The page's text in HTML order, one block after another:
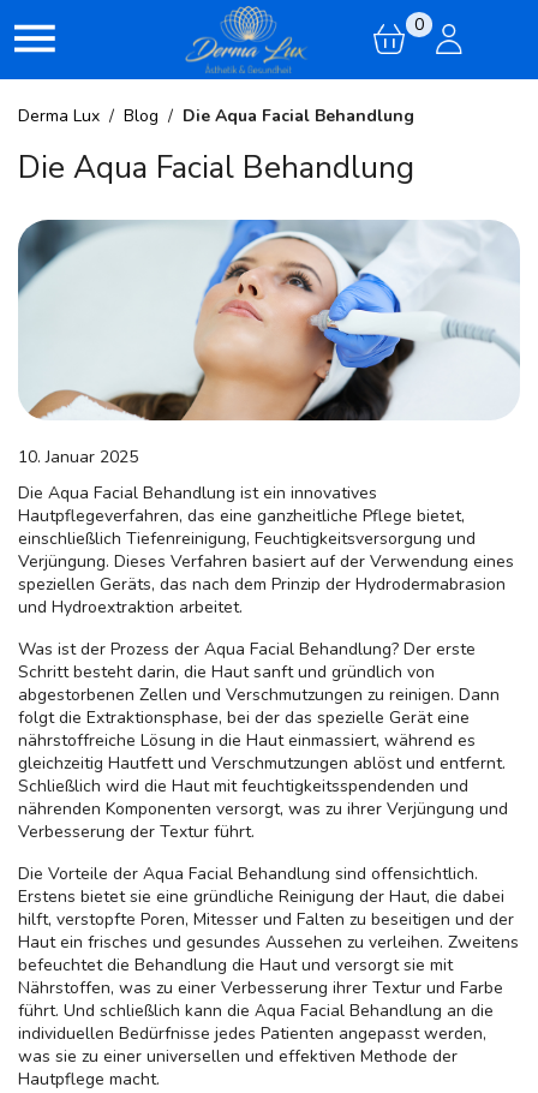
0
Derma Lux / Blog / Die Aqua Facial Behandlung
Die Aqua Facial Behandlung
10. Januar 2025
Die Aqua Facial Behandlung ist ein innovatives
Hautpflegeverfahren, das eine ganzheitliche Pflege bietet,
einschließlich Tiefenreinigung, Feuchtigkeitsversorgung und
Verjüngung. Dieses Verfahren basiert auf der Verwendung eines
speziellen Geräts, das nach dem Prinzip der Hydrodermabrasion
und Hydroextraktion arbeitet.
Was ist der Prozess der Aqua Facial Behandlung? Der erste
Schritt besteht darin, die Haut sanft und gründlich von
abgestorbenen Zellen und Verschmutzungen zu reinigen. Dann
folgt die Extraktionsphase, bei der das spezielle Gerät eine
nährstoffreiche Lösung in die Haut einmassiert, während es
gleichzeitig Hautfett und Verschmutzungen ablöst und entfernt.
Schließlich wird die Haut mit feuchtigkeitsspendenden und
nährenden Komponenten versorgt, was zu ihrer Verjüngung und
Verbesserung der Textur führt.
Die Vorteile der Aqua Facial Behandlung sind offensichtlich.
Erstens bietet sie eine gründliche Reinigung der Haut, die dabei
hilft, verstopfte Poren, Mitesser und Falten zu beseitigen und der
Haut ein frisches und gesundes Aussehen zu verleihen. Zweitens
befeuchtet die Behandlung die Haut und versorgt sie mit
Nährstoffen, was zu einer Verbesserung ihrer Textur und Farbe
führt. Und schließlich kann die Aqua Facial Behandlung an die
individuellen Bedürfnisse jedes Patienten angepasst werden,
was sie zu einer universellen und effektiven Methode der
Hautpflege macht.